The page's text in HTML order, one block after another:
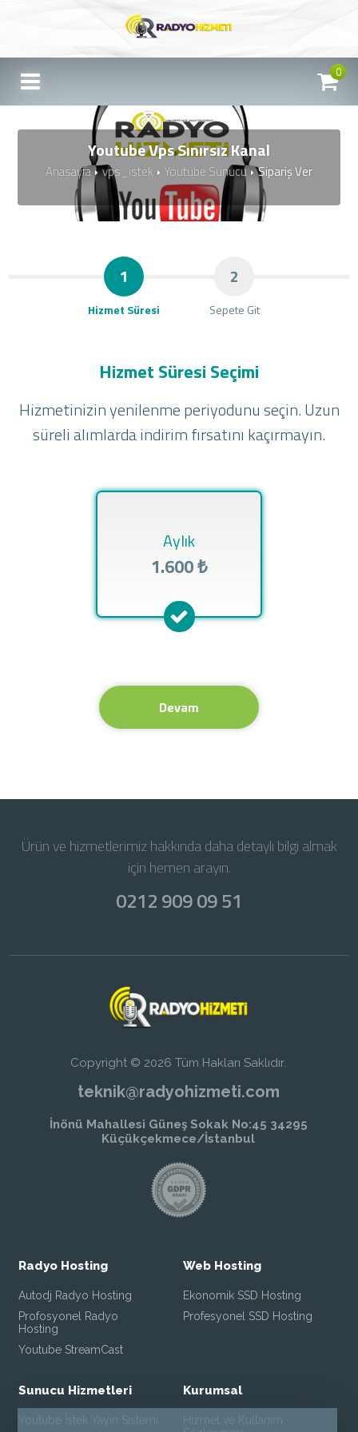
0
Youtube Vps Sınırsız Kanal
Anasayfa vps_istek Youtube Sunucu Sipariş Ver
1
Hizmet Süresi
2
Sepete Git
Hizmet Süresi Seçimi
Hizmetinizin yenilenme periyodunu seçin. Uzun
süreli alımlarda indirim fırsatını kaçırmayın.
Aylık
1.600 ₺
Devam
Ürün ve hizmetlerimiz hakkında daha detaylı bilgi almak
için hemen arayın.
0212 909 09 51
Copyright © 2026 Tüm Hakları Saklıdır.
teknik@radyohizmeti.com
İnönü Mahallesi Güneş Sokak No:45 34295
Küçükçekmece/İstanbul
Radyo Hosting
Autodj Radyo Hosting
Profosyonel Radyo
Hosting
Youtube StreamCast
Web Hosting
Ekonomik SSD Hosting
Profesyonel SSD Hosting
Sunucu Hizmetleri
Youtube İstek Yayın Sistemi
Kurumsal
Hizmet ve Kullanım